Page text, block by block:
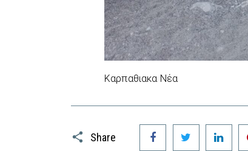
Καρπαθιακα Νέα
Share
Facebook Twitter